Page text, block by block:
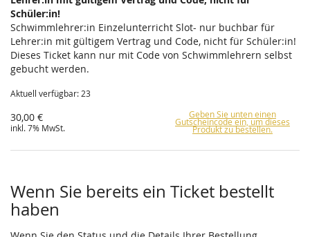
Schüler:in!
Schwimmlehrer:in Einzelunterricht Slot- nur buchbar für
Lehrer:in mit gültigem Vertrag und Code, nicht für Schüler:in!
Dieses Ticket kann nur mit Code von Schwimmlehrern selbst
gebucht werden.
Aktuell verfügbar: 23
30,00 €
inkl. 7% MwSt.
Geben Sie unten einen
Gutscheincode ein, um dieses
Produkt zu bestellen.
Wenn Sie bereits ein Ticket bestellt
haben